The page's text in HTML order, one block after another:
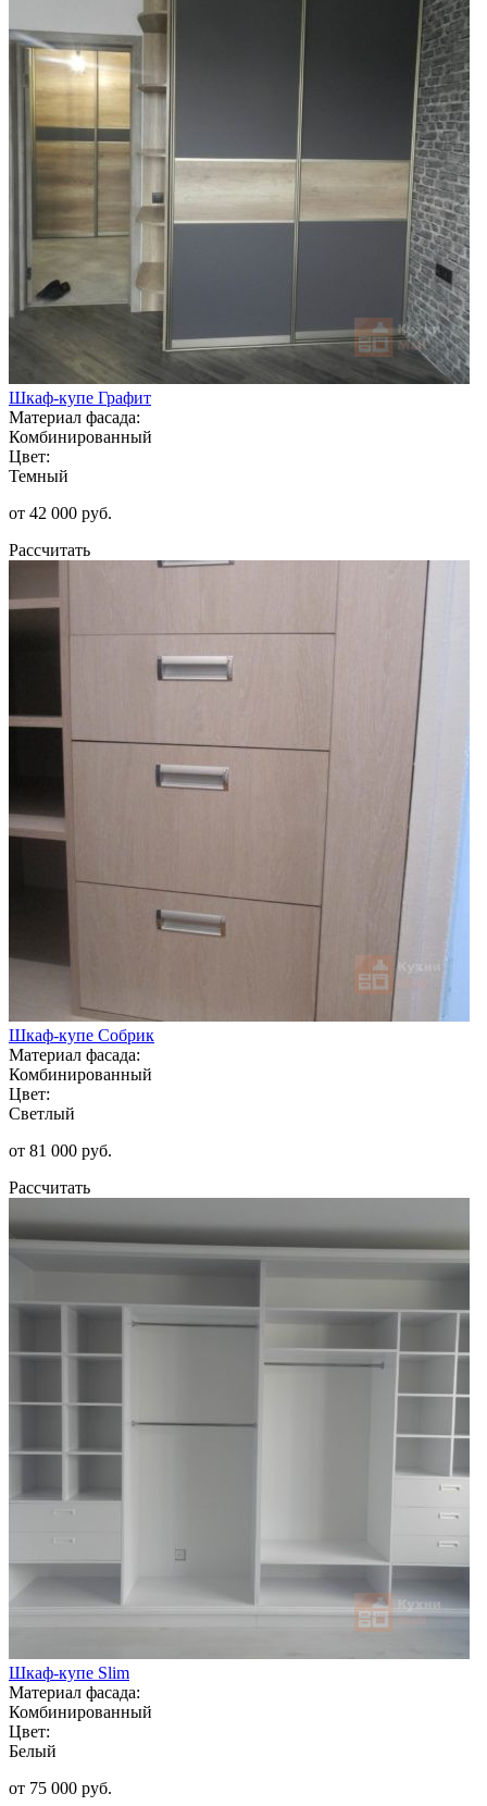
Шкаф-купе Графит
Материал фасада:
Комбинированный
Цвет:
Темный
от 42 000 руб.
Рассчитать
Шкаф-купе Собрик
Материал фасада:
Комбинированный
Цвет:
Светлый
от 81 000 руб.
Рассчитать
Шкаф-купе Slim
Материал фасада:
Комбинированный
Цвет:
Белый
от 75 000 руб.